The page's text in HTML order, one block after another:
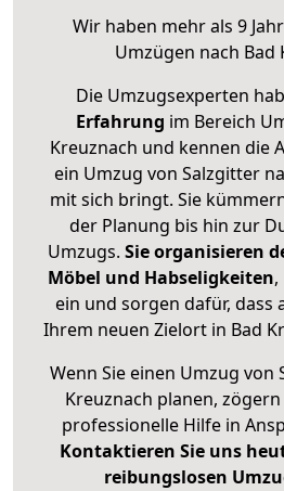
Wir haben mehr als 9
Umzügen nach Bad
Die Umzugsexperten
Erfahrung im Bereich
Kreuznach und kennen die
ein Umzug von Salzgitter
mit sich bringt. Sie
der Planung bis hin zur
Umzugs. Sie organisieren
Möbel und Habseligkeiten
ein und sorgen dafür, dass
Ihrem neuen Zielort in Bad
Wenn Sie einen Umzug von
Kreuznach planen,
professionelle Hilfe in
Kontaktieren Sie uns
reibungslosen